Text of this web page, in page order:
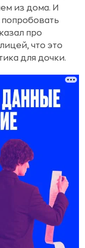
из дома. И
про
что это
для дочки.